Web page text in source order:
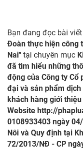
Bạn đang đọc bài viết
Đoàn thực hiện công
Nai" tại chuyên mục
đã tìm hiểu những
động của Công ty Cổ
đại và sản phẩm
khách hàng giới
Website http://
0108933403 ngày
Nôi và Quy định tại
72/2013/NĐ - CP